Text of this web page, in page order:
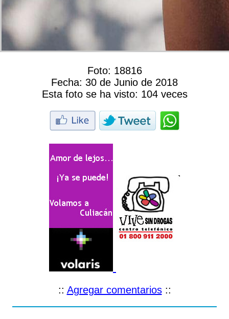
Foto: 18816
Fecha: 30 de Junio de 2018
Esta foto se ha visto: 104 veces
:: Agregar comentarios::